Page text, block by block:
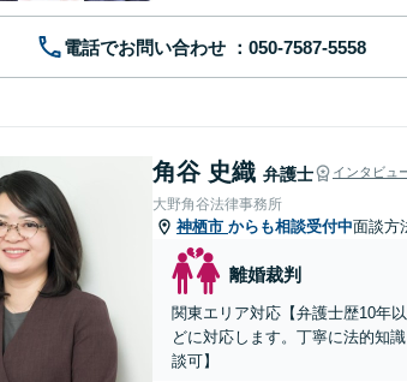
電話でお問い合わせ
角谷 史織 弁護士 インタビュ
大野角谷法律事務所
神栖市 からも相談受付中面談方
離婚裁判
関東エリア対応【弁護士歴10年
どに対応します。丁寧に法的知
談可】